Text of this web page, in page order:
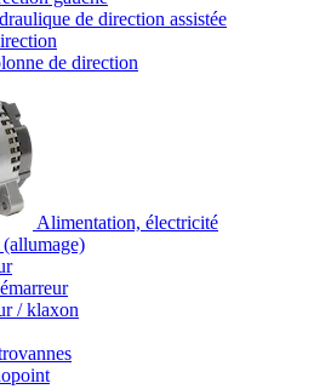
de direction assistée
de direction
Alimentation, électricité
/ klaxon